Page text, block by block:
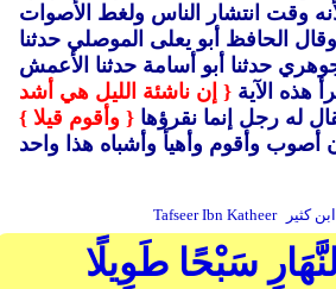
وقت انتشار الناس ولغط الأصوات
وقال الحافظ أبو يعلى الموصلي حدثنا
حدثنا أبو أسامة حدثنا الأعمش
هذه الآية { إن ناشئة الليل هي أشد
له رجل إنما نقرؤها { وأقوم قيلا }
Tafseer Ibn Katheer كثير
سَبْحًا طَوِيلًا